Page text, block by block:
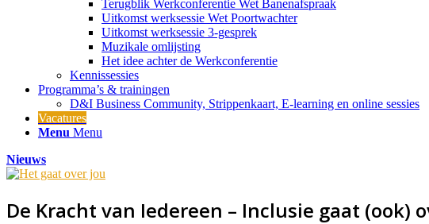
Terugblik Werkconferentie Wet Banenafspraak
Uitkomst werksessie Wet Poortwachter
Uitkomst werksessie 3-gesprek
Muzikale omlijsting
Het idee achter de Werkconferentie
Kennissessies
Programma’s & trainingen
D&I Business Community, Strippenkaart, E-learning en online sessies
Vacatures
Menu Menu
Nieuws
De Kracht van Iedereen – Inclusie gaat (ook)